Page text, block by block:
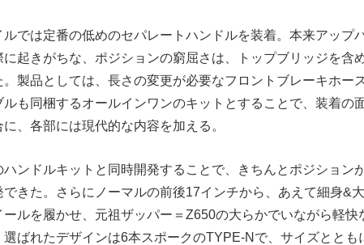
ルでは定番の低めのセパレートハンドルを装着。本来アップ
起きがちな、ポジションの窮屈さは、トップブリッジを含
製品としては、長さの変更が必要なフロントブレーキホー
も同梱するオールインワンのキットとすることで、装着の
、各部には現代的な内容を加える。
ンドルキットと同時開発することで、きちんとポジション
できた。さらにノーマルの前後17インチから、あえて細身&
ルを履かせ、元祖ザッパー＝Z650の大らかでいながら軽快
ばれたデザインは6本スポークのTYPE-Nで、サイズととも